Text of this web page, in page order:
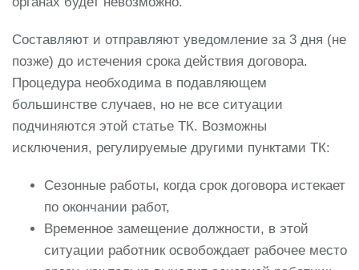
Составляют и отправляют уведомление за 3 дня (не
позже) до истечения срока действия договора.
Процедура необходима в подавляющем
большинстве случаев, но не все ситуации
подчиняются этой статье ТК. Возможны
исключения, регулируемые другими пунктами ТК:
Сезонные работы, когда срок договора истекает
по окончании работ,
Временное замещение должности, в этой
ситуации работник освобождает рабочее место